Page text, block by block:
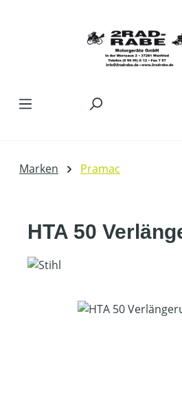
Marken Pramac
HTA 50
Bildergalerie überspringen